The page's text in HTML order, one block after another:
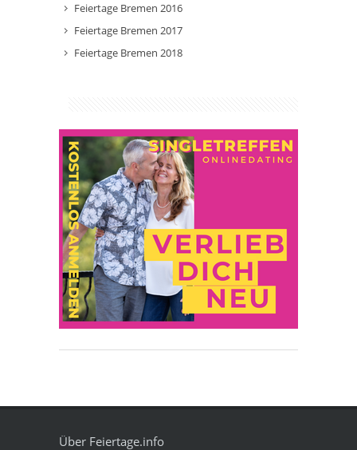
Feiertage Bremen 2016
Feiertage Bremen 2017
Feiertage Bremen 2018
Über Feiertage.info